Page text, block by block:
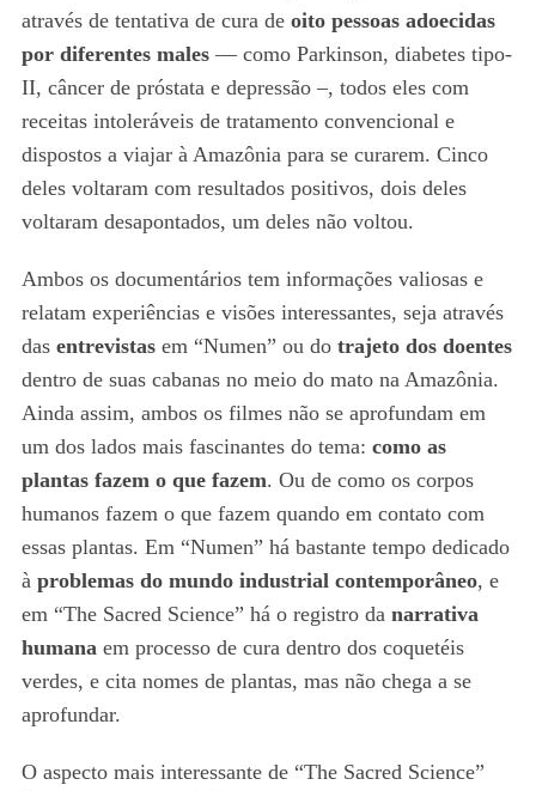
através de tentativa de cura de oito pessoas adoecidas
por diferentes males— como Parkinson, diabetes tipo-
II, câncer de próstata e depressão –, todos eles com
receitas intoleráveis de tratamento convencional e
dispostos a viajar à Amazônia para se curarem. Cinco
deles voltaram com resultados positivos, dois deles
voltaram desapontados, um deles não voltou.
Ambos os documentários tem informações valiosas e
relatam experiências e visões interessantes, seja através
das entrevistasem “Numen” ou do trajeto dos doentes
dentro de suas cabanas no meio do mato na Amazônia.
Ainda assim, ambos os filmes não se aprofundam em
um dos lados mais fascinantes do tema: como as
plantas fazem o que fazem. Ou de como os corpos
humanos fazem o que fazem quando em contato com
essas plantas. Em “Numen” há bastante tempo dedicado
à problemas do mundo industrial contemporâneo, e
em “The Sacred Science” há o registro da narrativa
humana em processo de cura dentro dos coquetéis
verdes, e cita nomes de plantas, mas não chega a se
aprofundar.
O aspecto mais interessante de “The Sacred Science”